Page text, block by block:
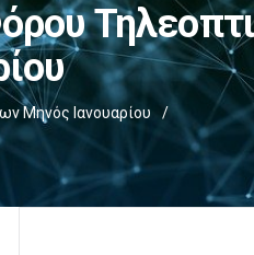
Μηνός Ιανουαρίου /